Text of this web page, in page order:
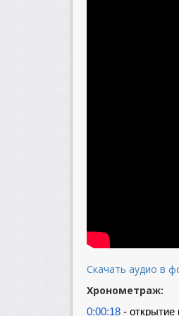
Скачать аудио в
Хронометраж:
0:00:18 - открытие